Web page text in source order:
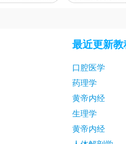
最近更新教
口腔医学
药理学
黄帝内经
生理学
黄帝内经